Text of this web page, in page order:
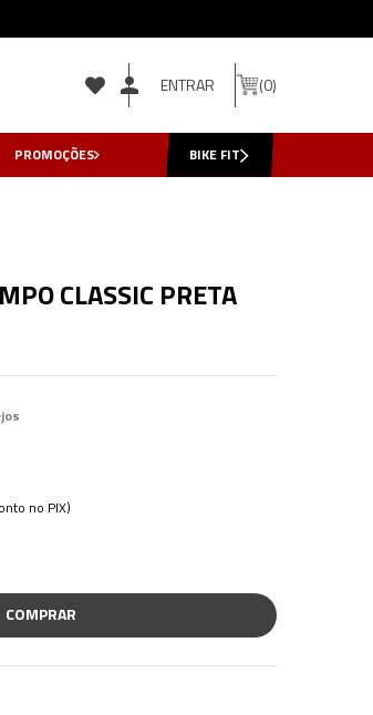
ENTRAR 0
PROMOÇÕES BIKE FIT
CLASSIC PRETA
no PIX)
COMPRAR